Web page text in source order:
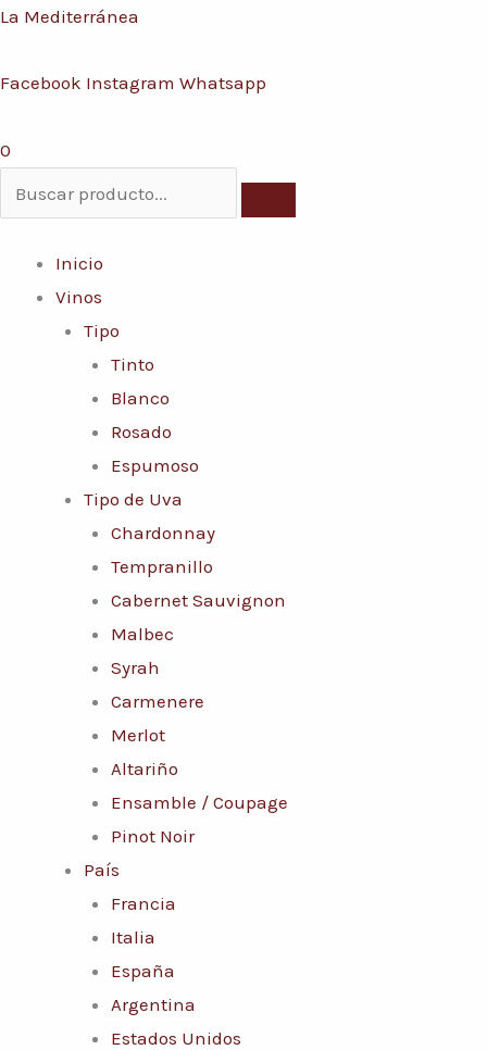
Ir
contenido
La Mediterránea
Facebook Instagram Whatsapp
0
Inicio
Vinos
Tipo
Tinto
Blanco
Rosado
Espumoso
Tipo de Uva
Chardonnay
Tempranillo
Cabernet Sauvignon
Malbec
Syrah
Carmenere
Merlot
Altariño
Ensamble / Coupage
Pinot Noir
País
Francia
Italia
España
Argentina
Estados Unidos
Menú